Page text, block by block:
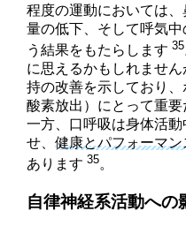
程度の運動においては
量の低下、そして呼気
う結果をもたらします35
に思えるかもしれませ
持の改善を示しており
酸素放出）にとって重要
一方、口呼吸は身体活
せ、健康とパフォーマ
あります35。
自律神経系活動への